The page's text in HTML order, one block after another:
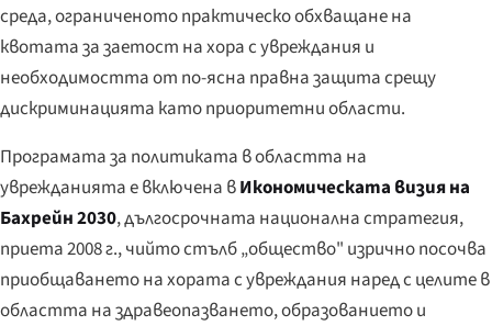
среда, ограниченото практическо обхващане на
квотата за заетост на хора с увреждания и
необходимостта от по-ясна правна защита срещу
дискриминацията като приоритетни области.
Програмата за политиката в областта на
уврежданията е включена вИкономическата визия на
Бахрейн 2030, дългосрочната национална стратегия,
приета 2008 г., чийто стълб „общество" изрично посочва
приобщаването на хората с увреждания наред с целите в
областта на здравеопазването, образованието и